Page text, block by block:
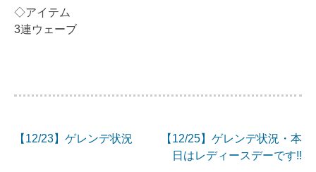
◇アイテム
3連ウェーブ
【12/23】ゲレンデ状況
【12/25】ゲレンデ状況・本
日はレディースデーです!!